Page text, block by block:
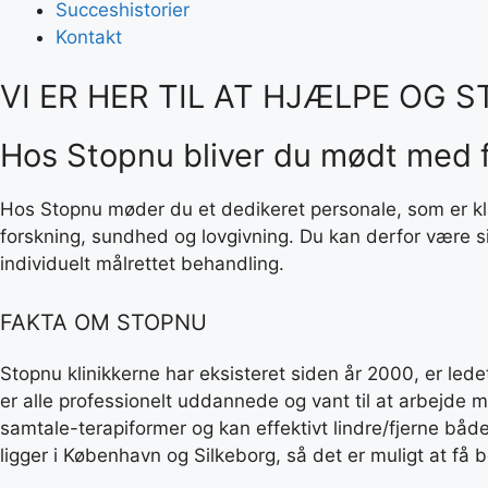
Succeshistorier
Kontakt
VI ER HER TIL AT HJÆLPE OG
Hos Stopnu bliver du mødt
Hos Stopnu møder du et dedikeret personale, som
forskning, sundhed og lovgivning. Du kan derfor være
individuelt målrettet behandling.
FAKTA OM STOPNU
Stopnu klinikkerne har eksisteret siden år 2000, er
er alle professionelt uddannede og vant til at arbejde
samtale-terapiformer og kan effektivt lindre/fjerne
ligger i København og Silkeborg, så det er muligt at få